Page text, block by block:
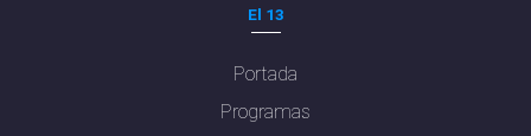
El 13
Portada
Programas